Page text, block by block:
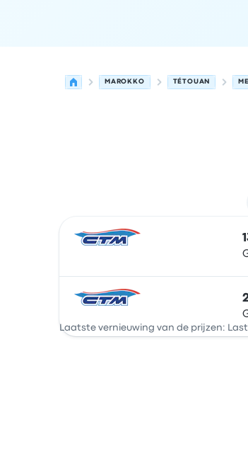
MAROKKO TÉTOUAN
Bus
Laatste vernieuwing van de prijzen: Last